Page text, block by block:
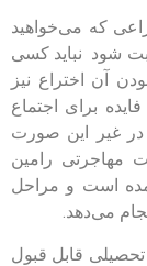
که می‌خواهید
شود نباید کسی
آن اختراع نیز
برای اجتماع
در غیر این صورت
مهاجرتی رامین
است و مراحل
می‌دهد.
تحصیلی قابل قبول